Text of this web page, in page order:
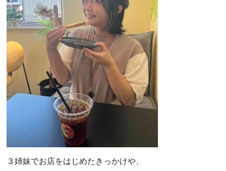
３姉妹でお店をはじめたきっかけや、